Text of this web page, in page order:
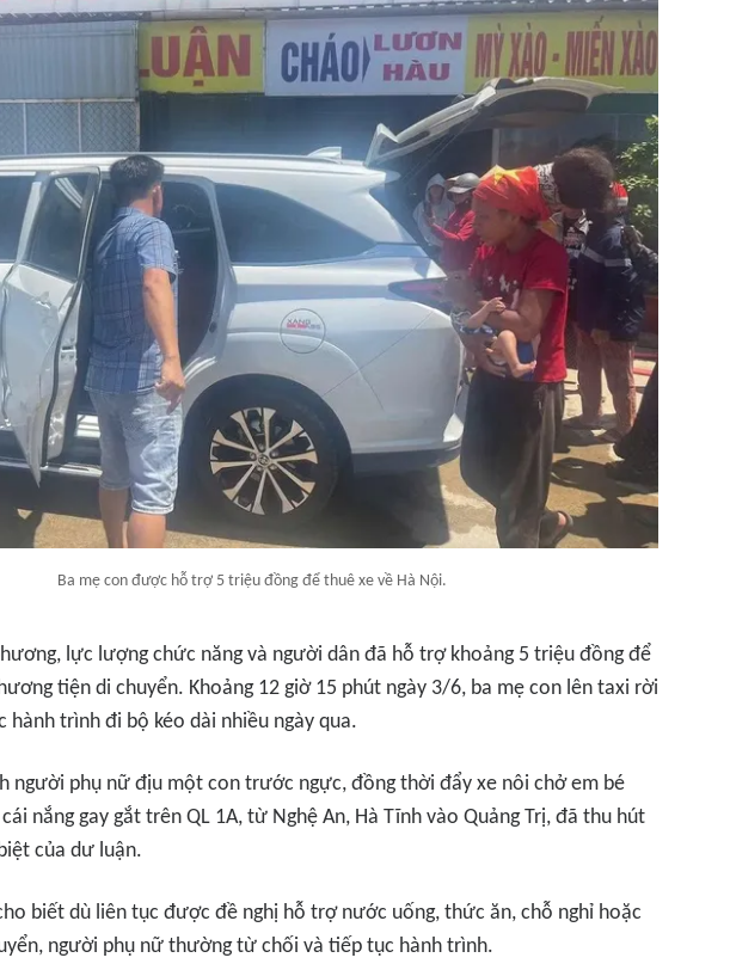
Ba mẹ con được hỗ trợ 5 triệu đồng để thuê xe về Hà Nội.
lực lượng chức năng và người dân đã hỗ trợ khoảng 5 triệu đồng để
tiện di chuyển. Khoảng 12 giờ 15 phút ngày 3/6, ba mẹ con lên taxi rời
hành trình đi bộ kéo dài nhiều ngày qua.
người phụ nữ địu một con trước ngực, đồng thời đẩy xe nôi chở em bé
nắng gay gắt trên QL 1A, từ Nghệ An, Hà Tĩnh vào Quảng Trị, đã thu hút
của dư luận.
biết dù liên tục được đề nghị hỗ trợ nước uống, thức ăn, chỗ nghỉ hoặc
người phụ nữ thường từ chối và tiếp tục hành trình.